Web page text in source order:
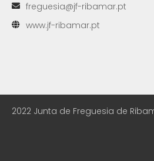
freguesia@jf-ribamar.pt
www.jf-ribamar.pt
2022 Junta de Freguesia de